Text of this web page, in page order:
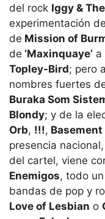
del rock Iggy &
experimentación de
de Mission of
de ‘Maxinquaye’ a
Topley-Bird; pero
nombres fuertes
Buraka Som
Blondy; y de la
Orb, !!!, Basement
presencia
del cartel, viene
Enemigos, todo
bandas de pop y
Love of Lesbian o